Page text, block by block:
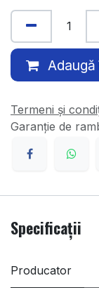
Termeni și
Garanție de
Specificații
Producator